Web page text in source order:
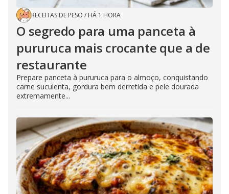
RECEITAS DE PESO / HÁ 1 HORA
O segredo para uma panceta à
pururuca mais crocante que a de
restaurante
Prepare panceta à pururuca para o almoço, conquistando
carne suculenta, gordura bem derretida e pele dourada
extremamente...